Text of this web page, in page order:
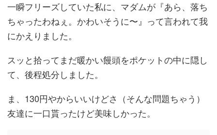
一瞬フリーズしていた私に、マダムが『あら、落ち
ちゃったわねぇ。かわいそうに〜』って言われて我
にかえりました。
スッと拾ってまだ暖かい饅頭をポケットの中に隠し
て、後程処分しました。
ま、130円やからいいけどさ（そんな問題ちゃう）
友達に一口貰ったけど美味しかった。